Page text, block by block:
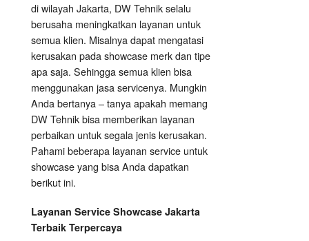
di wilayah Jakarta, DW Tehnik selalu
berusaha meningkatkan layanan untuk
semua klien. Misalnya dapat mengatasi
kerusakan pada showcase merk dan tipe
apa saja. Sehingga semua klien bisa
menggunakan jasa servicenya. Mungkin
Anda bertanya – tanya apakah memang
DW Tehnik bisa memberikan layanan
perbaikan untuk segala jenis kerusakan.
Pahami beberapa layanan service untuk
showcase yang bisa Anda dapatkan
berikut ini.
Layanan Service Showcase Jakarta
Terbaik Terpercaya